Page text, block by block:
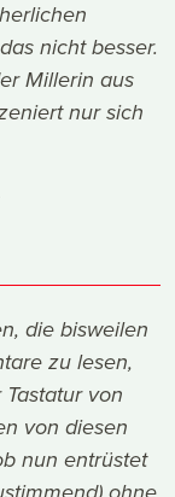
nicht besser.
Millerin aus
nur sich
die bisweilen
zu lesen,
von
von diesen
nun entrüstet